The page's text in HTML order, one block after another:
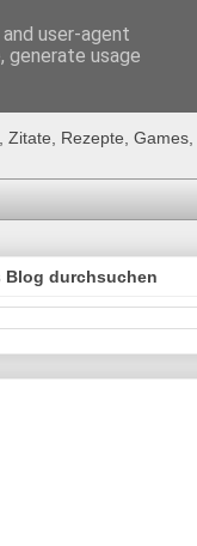
Zitate, Rezepte,
Blog durchsuchen
user-agent
generate usage